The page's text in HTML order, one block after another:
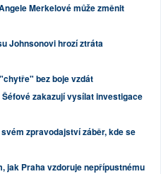
Merkelové může změnit
Johnsonovi hrozí ztráta
bez boje vzdát
zakazují vysílat investigace
zpravodajství záběr, kde se
jak Praha vzdoruje nepřípustnému